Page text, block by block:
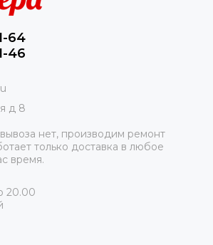
64
46
д 8
нет, производим ремонт
только доставка в любое
время.
20.00